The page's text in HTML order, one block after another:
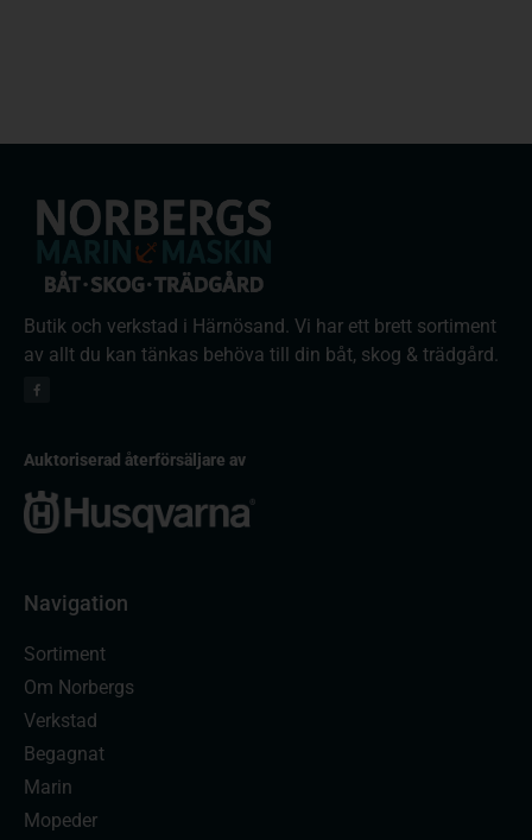
Butik och verkstad i Härnösand. Vi har ett brett sortiment
av allt du kan tänkas behöva till din båt, skog & trädgård.
Auktoriserad återförsäljare av
Navigation
Sortiment
Om Norbergs
Verkstad
Begagnat
Marin
Mopeder